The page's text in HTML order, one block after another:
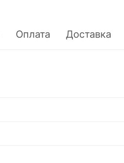
Оплата Доставка